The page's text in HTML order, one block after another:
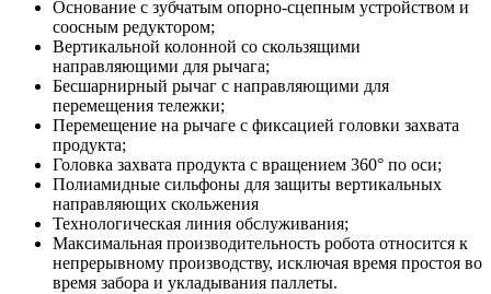
Основание с зубчатым опорно-сцепным устройством и
соосным редуктором;
Вертикальной колонной со скользящими
направляющими для рычага;
Бесшарнирный рычаг с направляющими для
перемещения тележки;
Перемещение на рычаге с фиксацией головки захвата
продукта;
Головка захвата продукта с вращением 360° по оси;
Полиамидные сильфоны для защиты вертикальных
направляющих скольжения
Технологическая линия обслуживания;
Максимальная производительность робота относится к
непрерывному производству, исключая время простоя во
время забора и укладывания паллеты.